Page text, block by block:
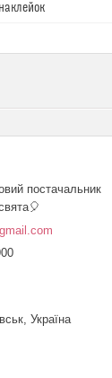
постачальник
Україна